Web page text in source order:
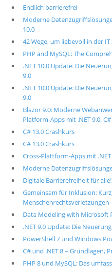
Endlich barrierefrei
Moderne
10.0
42 Wege, um liebevoll in der
PHP and MySQL: The
.NET 10.0 Update: Die
9.0
.NET 10.0 Update: Die
9.0
Blazor 9.0: Moderne
Platform-Apps mit .NET 9.0,
C# 13.0 Crashkurs
C# 13.0 Crashkurs
Cross-Plattform-Apps mit
Moderne
Digitale Barrierefreiheit für alle!
Gemeinsam für Inklusion:
Menschenrechtsverletzungen
Data Modeling with Microsoft
.NET 9.0 Update: Die
PowerShell 7 und Windows
C# und .NET 8 – Grundlagen,
PHP 8 und MySQL: Das